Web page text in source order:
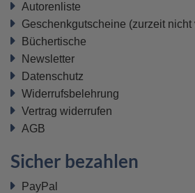
Autorenliste
Geschenkgutscheine (zurzeit nicht
Büchertische
Newsletter
Datenschutz
Widerrufsbelehrung
Vertrag widerrufen
AGB
Sicher bezahlen
PayPal